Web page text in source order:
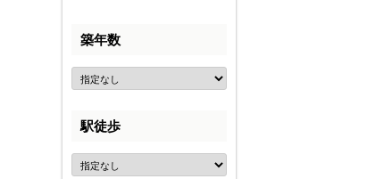
築年数
駅徒歩